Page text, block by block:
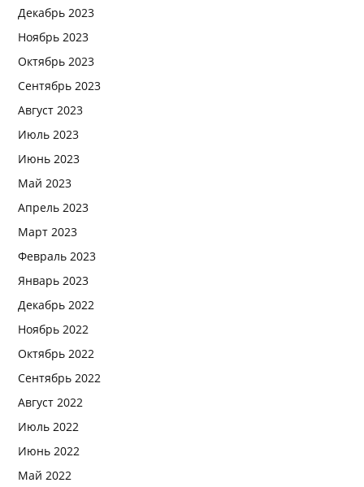
Декабрь 2023
Ноябрь 2023
Октябрь 2023
Сентябрь 2023
Август 2023
Июль 2023
Июнь 2023
Май 2023
Апрель 2023
Март 2023
Февраль 2023
Январь 2023
Декабрь 2022
Ноябрь 2022
Октябрь 2022
Сентябрь 2022
Август 2022
Июль 2022
Июнь 2022
Май 2022